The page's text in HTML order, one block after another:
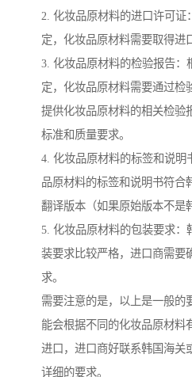
2. 化妆品原材料的进口许可证
定，化妆品原材料需要取得进
3. 化妆品原材料的检验报告：
定，化妆品原材料需要通过检
提供化妆品原材料的相关检验
标准和质量要求。
4. 化妆品原材料的标签和说明
品原材料的标签和说明书符合
翻译版本（如果原始版本不是
5. 化妆品原材料的包装要求：
装要求比较严格，进口商需要
求。
需要注意的是，以上是一般的
能会根据不同的化妆品原材料
进口，进口商好联系韩国海关
详细的要求。